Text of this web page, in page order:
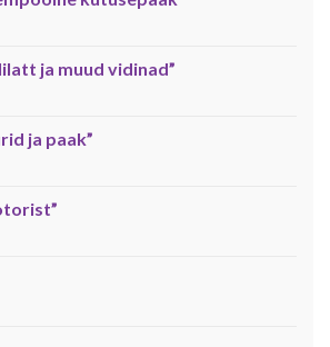
ja muud vidinad”
ja paak”